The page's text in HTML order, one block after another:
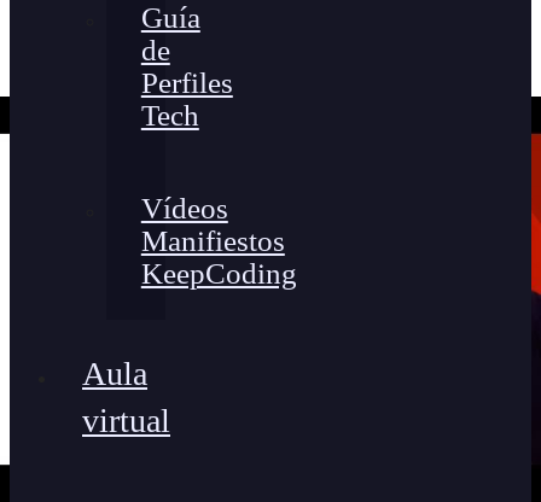
Guía
de
Perfiles
Tech
Vídeos
Manifiestos
KeepCoding
Aula
virtual